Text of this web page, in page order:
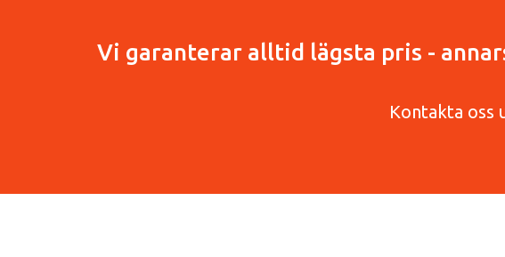
Vi garanterar alltid lägsta pris -
Kontakta oss